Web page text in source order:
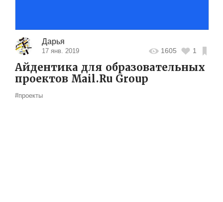
Дарья
17 янв. 2019 1605 1
Айдентика для образовательных
проектов Mail.Ru Group
#проекты